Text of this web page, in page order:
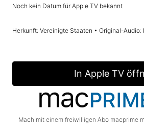
Noch kein Datum für Apple TV bekannt
Herkunft: Vereinigte Staaten • Original-Audio:
In Apple TV
Mach mit einem freiwilligen Abo macprime